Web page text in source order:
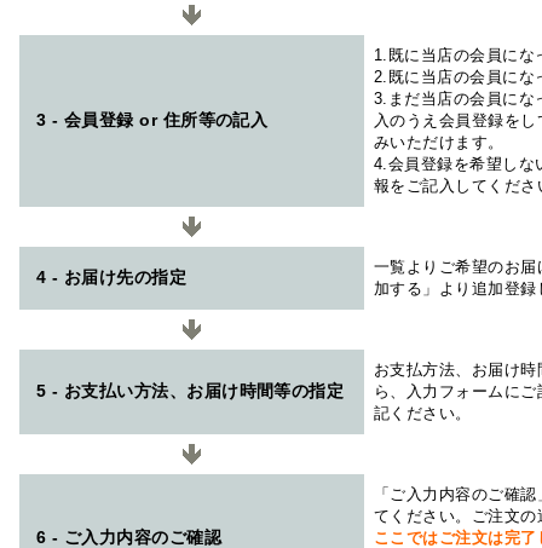
3 - 会員登録 or 住所等の記入
1.既に当店の会員にな
2.既に当店の会員にな
3.まだ当店の会員にな
入のうえ会員登録を
みいただけます。
4.会員登録を希望しな
報をご記入してくださ
4 - お届け先の指定
一覧よりご希望のお
加する」より追加登
5 - お支払い方法、お届け時間等の指定
お支払方法、お届け
ら、入力フォームに
記ください。
6 - ご入力内容のご確認
「ご入力内容のご確
てください。ご注文
ここではご注文は完